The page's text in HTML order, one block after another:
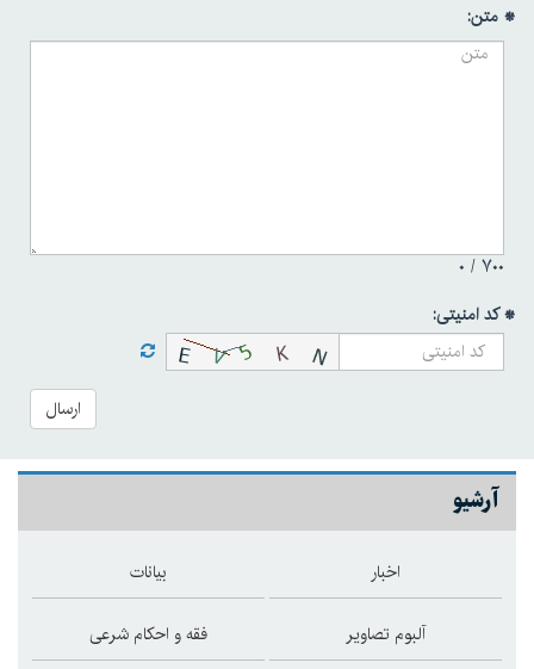
* متن:
۷۰۰ /
۰
* کد امنیتی:
ارسال
آرشیو
اخبار بیانات
آلبوم تصاویر فقه و احکام شرعی